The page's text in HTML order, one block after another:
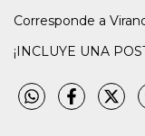
Corresponde a
¡INCLUYE UNA